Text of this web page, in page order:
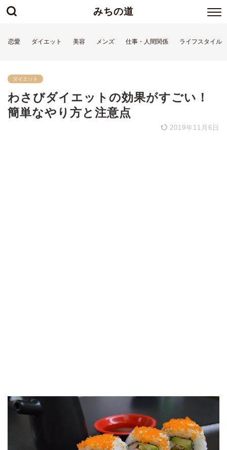
みちの道
恋愛 ダイエット 美容 メンズ 仕事・人間関係 ライフスタイル
ダイエット
わさびダイエットの効果がすごい！
簡単なやり方と注意点
2019年11月6日